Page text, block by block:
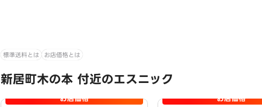
標準送料とは お店価格とは
新居町木の本 付近のエスニック
お店価格
お店価格